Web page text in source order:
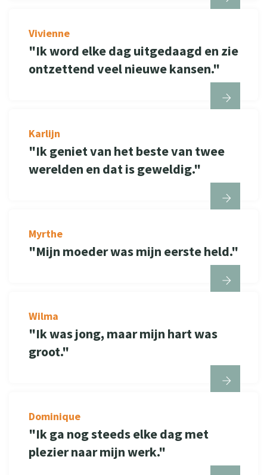
"Ik word elke dag uitgedaagd en zie
ontzettend veel nieuwe kansen."
Vivienne
"Ik geniet van het beste van twee
werelden en dat is geweldig."
Karlijn
"Mijn moeder was mijn eerste held."
Myrthe
"Ik was jong, maar mijn hart was
groot."
Wilma
"Ik ga nog steeds elke dag met
plezier naar mijn werk."
Dominique